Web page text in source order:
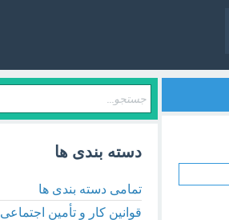
دسته بندی ها
تمامی دسته بندی ها
قوانین کار و تأمین اجتماعی